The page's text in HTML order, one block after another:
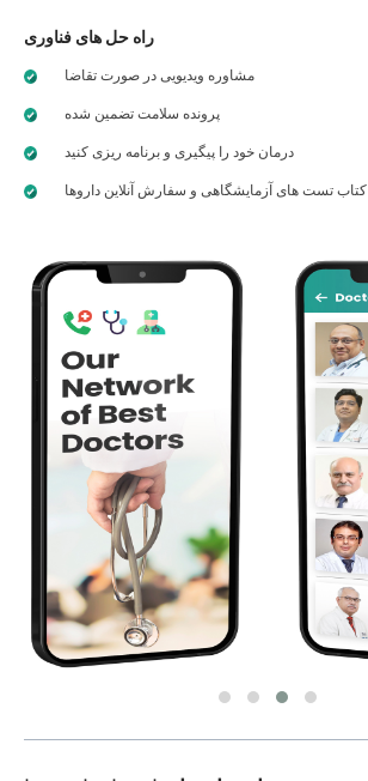
راه حل های فناوری
مشاوره ویدیویی در صورت تقاضا
پرونده سلامت تضمین شده
درمان خود را پیگیری و برنامه ریزی کنید
کتاب تست های آزمایشگاهی و سفارش آنلاین داروها